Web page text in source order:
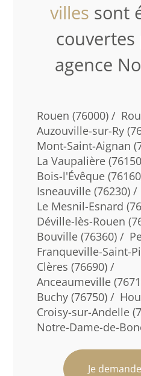
villes sont
agence
Rouen (76000) /
Auzouville-sur-Ry
Mont-Saint-Aignan
La Vaupalière
Bois-l'Évêque
Isneauville (76230) /
Le Mesnil-Esnard
Déville-lès-Rouen
Bouville (76360) /
Franqueville-Saint-
Clères (76690) /
Anceaumeville
Buchy (76750) /
Croisy-sur-Andelle
Notre-Dame-de-
Je